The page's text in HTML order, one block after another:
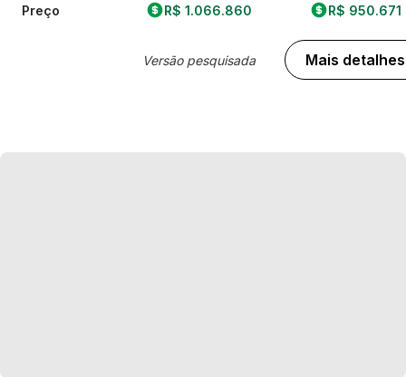
Preço R$ 1.066.860
Versão pesquisada
R$ 950.671
Mais detalhes